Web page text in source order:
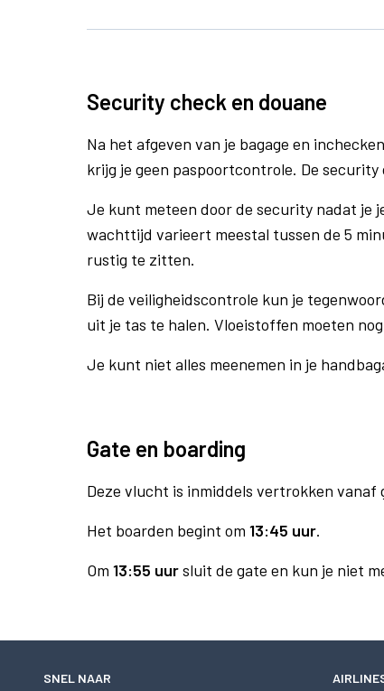
Security check en douane
Na het afgeven van je bagage en
krijg je geen paspoortcontrole. De security
Je kunt meteen door de security nadat je
wachttijd varieert meestal tussen de 5
rustig te zitten.
Bij de veiligheidscontrole kun je
uit je tas te halen. Vloeistoffen moeten
Je kunt niet alles meenemen in je
Gate en boarding
Deze vlucht is inmiddels vertrokken vanaf
Het boarden begint om 13:45 uur.
Om 13:55 uursluit de gate en kun je niet
SNEL NAAR